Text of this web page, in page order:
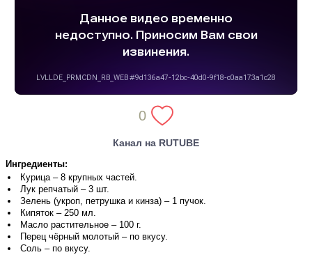
0
Канал на RUTUBE
Ингредиенты:
Курица – 8 крупных частей.
Лук репчатый – 3 шт.
Зелень (укроп, петрушка и кинза) – 1 пучок.
Кипяток – 250 мл.
Масло растительное – 100 г.
Перец чёрный молотый – по вкусу.
Соль – по вкусу.